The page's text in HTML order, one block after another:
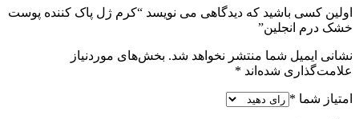
اولین کسی باشید که دیدگاهی می نویسد “کرم ژل پاک کننده پوست
خشک درم انجلین”
نشانی ایمیل شما منتشر نخواهد شد. بخش‌های موردنیاز
علامت‌گذاری شده‌اند *
امتیاز شما *